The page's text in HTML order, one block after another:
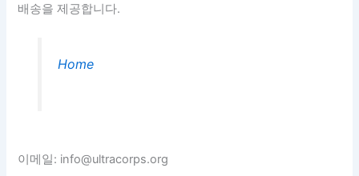
배송을 제공합니다.
Home
이메일: info@ultracorps.org